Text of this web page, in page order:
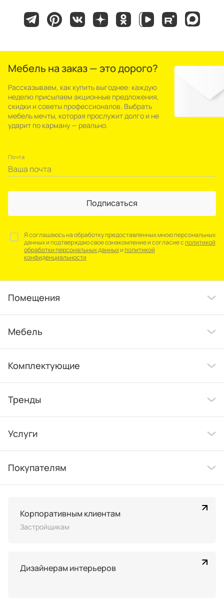
Мебель на заказ — это дорого?
Рассказываем, как купить выгоднее: каждую
неделю присылаем акционные предложения,
скидки и советы профессионалов. Выбрать
мебель мечты, которая прослужит долго и не
ударит по карману — реально.
Почта
Подписаться
Я соглашаюсь на обработку предоставленных мною персональных
данных и подтверждаю свое ознакомление и согласие сполитикой
обработки персональных данныхиполитикой
конфиденциальности
Помещения
Мебель
Комплектующие
Тренды
Услуги
Покупателям
Корпоративным клиентам
Застройщикам
Дизайнерам интерьеров